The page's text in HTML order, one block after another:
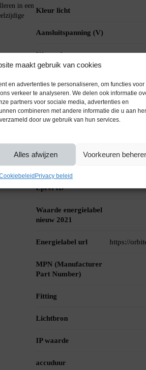
maakt gebruik van cookies
en advertenties te personaliseren, om functies voor
verkeer te analyseren. We delen ook informatie
partners voor sociale media, advertenties en
combineren met andere informatie die u aan
door uw gebruik van hun services.
Alles afwijzen Voorkeuren
Privacy beleid
in een
licht,
geboden.
Kleur licht
Aansluitspanning (V)
Kleur glas
Met dimfunctie
Diameter (mm)
Product lengte (mm)
Product hoogte (mm)
Eprel ID
Waarde energielabel
nieuw 2021
Energielabel url https://
MPN (Manufacturer
Part Number)
Fitting
Lichtbron
IP waarde
accuduur